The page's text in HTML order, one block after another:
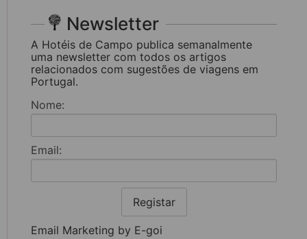
Newsletter
A Hotéis de Campo publica semanalmente
uma newsletter com todos os artigos
relacionados com sugestões de viagens em
Portugal.
Nome:
Email:
Registar
Email Marketing by E-goi